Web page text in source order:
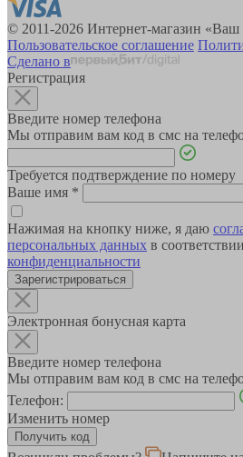
© 2011-2026 Интернет-магазин
Пользовательское соглашение
Сделано в
Регистрация
Введите номер телефона
Мы отправим вам код в смс на
Требуется подтверждение по номеру
Ваше имя *
Нажимая на кнопку ниже, я даю
персональных данных в
конфиденциальности
Зарегистрироваться
Электронная бонусная карта
Введите номер телефона
Мы отправим вам код в смс на
Телефон:
Изменить номер